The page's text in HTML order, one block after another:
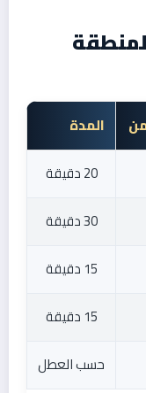
المدة
20 دقيقة
30 دقيقة
15 دقيقة
15 دقيقة
حسب العطل